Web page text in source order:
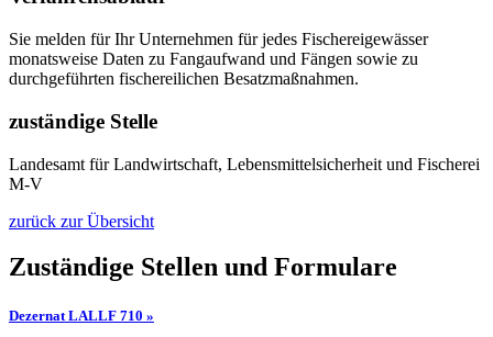
Sie melden für Ihr Unternehmen für jedes Fischereigewässer
monatsweise Daten zu Fangaufwand und Fängen sowie zu
durchgeführten fischereilichen Besatzmaßnahmen.
zuständige Stelle
Landesamt für Landwirtschaft, Lebensmittelsicherheit und Fischerei
M-V
zurück zur Übersicht
Zuständige Stellen und Formulare
Dezernat LALLF 710 »